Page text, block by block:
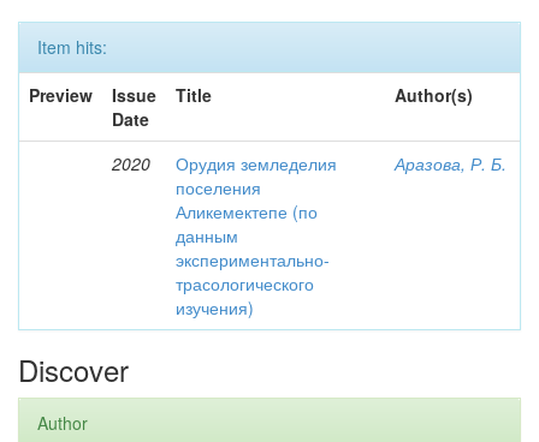
Item hits:
Preview
Issue
Date
Title Author(s)
2020
Орудия земледелия
поселения
Аликемектепе (по
данным
экспериментально-
трасологического
изучения)
Аразова, Р. Б.
Discover
Author